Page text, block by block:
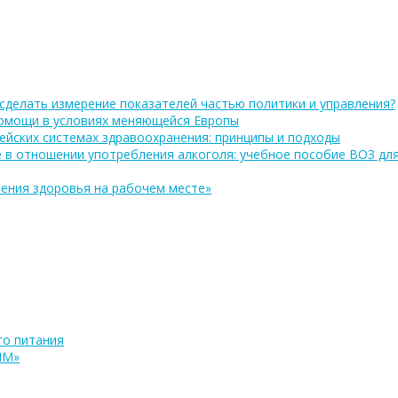
измерение показателей частью политики и управления?
в условиях меняющейся Европы
системах здравоохранения: принципы и подходы
в отношении употребления алкоголя: учебное пособие ВОЗ
здоровья на рабочем месте»
питания